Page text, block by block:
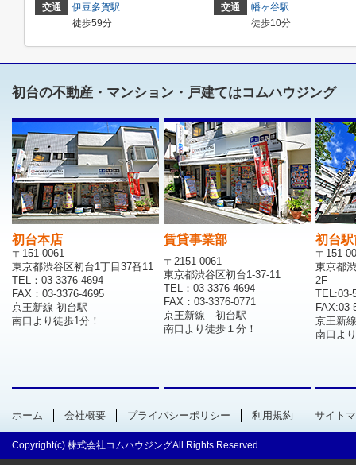
交通
伊豆多賀駅
徒歩59分
交通
幡ヶ谷駅
徒歩10分
初台の不動産・マンション・戸建てはコムハウジング
初台本店
〒151-0061
東京都渋谷区初台1丁目37番11
TEL：03-3376-4694
FAX：03-3376-4695
京王新線 初台駅
南口より徒歩1分！
賃貸事業部
〒2151-0061
東京都渋谷区初台1-37-11
TEL：03-3376-4694
FAX：03-3376-0771
京王新線 初台駅
南口より徒歩１分！
初台
〒151-
東京都
2F
TEL:03-
FAX:03-
京王新
南口よ
ホーム 会社概要 プライバシーポリシー 利用規約 サイト
Copyright(c) 株式会社コムハウジングAll Rights Reserved.